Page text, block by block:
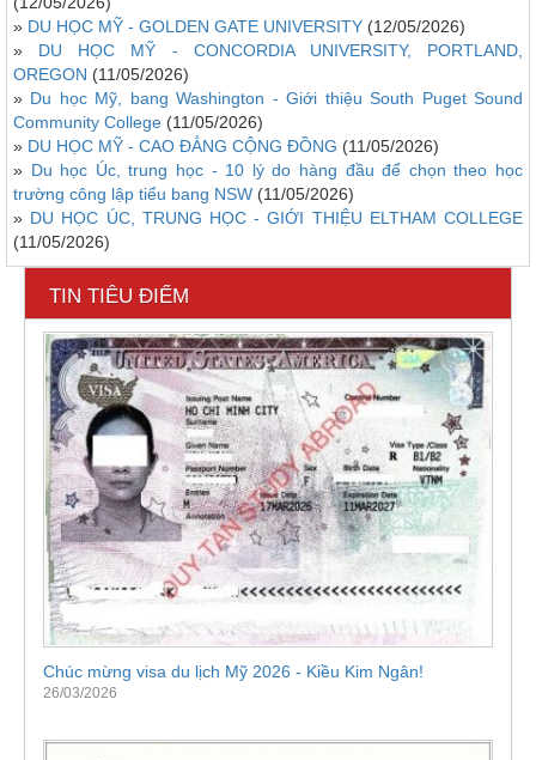
» DU HỌC MỸ - GOLDEN GATE UNIVERSITY (12/05/2026)
» DU HỌC MỸ - CONCORDIA UNIVERSITY, PORTLAND,
OREGON (11/05/2026)
» Du học Mỹ, bang Washington - Giới thiệu South Puget Sound
Community College (11/05/2026)
» DU HỌC MỸ - CAO ĐẲNG CỘNG ĐỒNG (11/05/2026)
» Du học Úc, trung học - 10 lý do hàng đầu để chọn theo học
trường công lập tiểu bang NSW (11/05/2026)
» DU HỌC ÚC, TRUNG HỌC - GIỚI THIỆU ELTHAM COLLEGE
(11/05/2026)
TIN TIÊU ĐIỂM
Chúc mừng visa du lịch Mỹ 2026 - Kiều Kim Ngân!
26/03/2026